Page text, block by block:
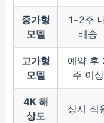
중가형
모델
1~2주
배송
고가형
모델
예약 후
주 이상
4K 해
상도
상시 적